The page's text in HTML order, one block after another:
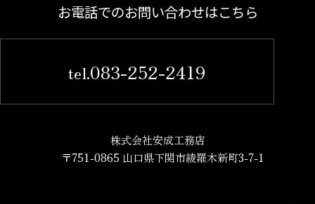
お電話でのお問い合わせはこちら
tel.083-252-2419
株式会社安成工務店
〒751-0865 山口県下関市綾羅木新町3-7-1